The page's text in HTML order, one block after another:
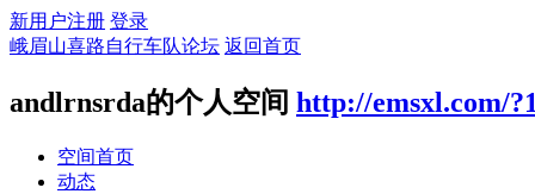
新用户注册 登录
峨眉山喜路自行车队论坛 返回首页
andlrnsrda的个人空间 http://emsxl.com/
空间首页
动态